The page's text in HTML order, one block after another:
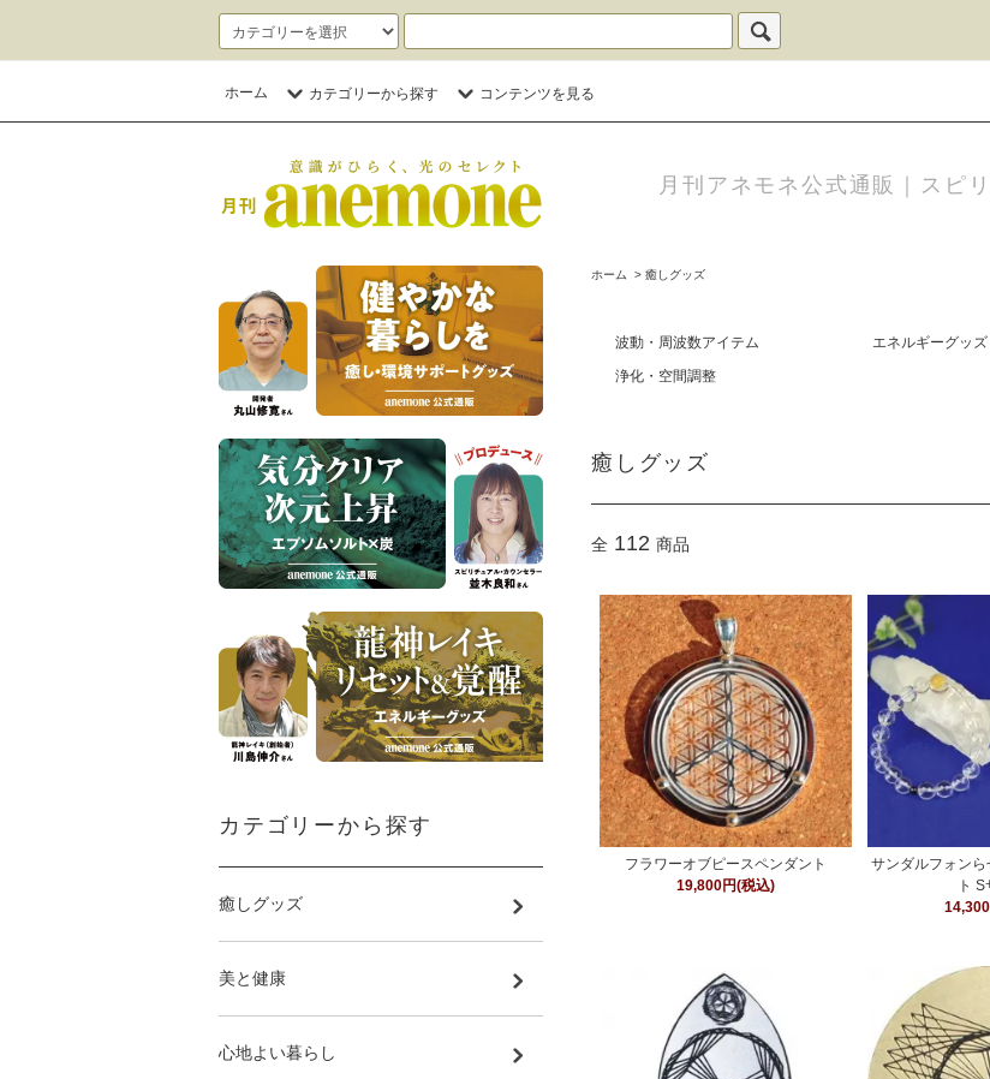
ホーム カテゴリーから探す コンテンツを見る
月刊アネモネ公式通販｜スピ
ホーム > 癒しグッズ
波動・周波数アイテム エネルギーグッズ
浄化・空間調整
癒しグッズ
全 112 商品
フラワーオブピースペンダント
19,800円(税込)
サンダルフォン
ト
カテゴリーから探す
癒しグッズ
美と健康
心地よい暮らし